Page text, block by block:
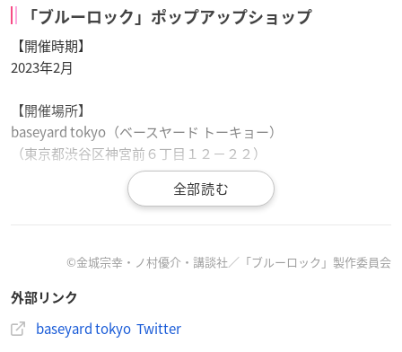
「ブルーロック」ポップアップショップ
【開催時期】
2023年2月
【開催場所】
baseyard tokyo（ベースヤード トーキョー）
（東京都渋谷区神宮前６丁目１２−２２）
TVアニメ『#ブルーロック』のポップアップショップがベー
サッカーの「チーム遠征」をテーマに会場限定の描き下ろ
しイラストが登場！次の目的地へと向かう個性豊かな＂臨
©金城宗幸・ノ村優介・講談社／「ブルーロック」製作委員会
外部リンク
baseyard tokyo Twitter